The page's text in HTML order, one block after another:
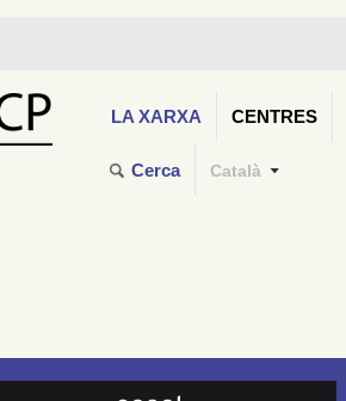
LA XARXA CENTRES
Cerca Català